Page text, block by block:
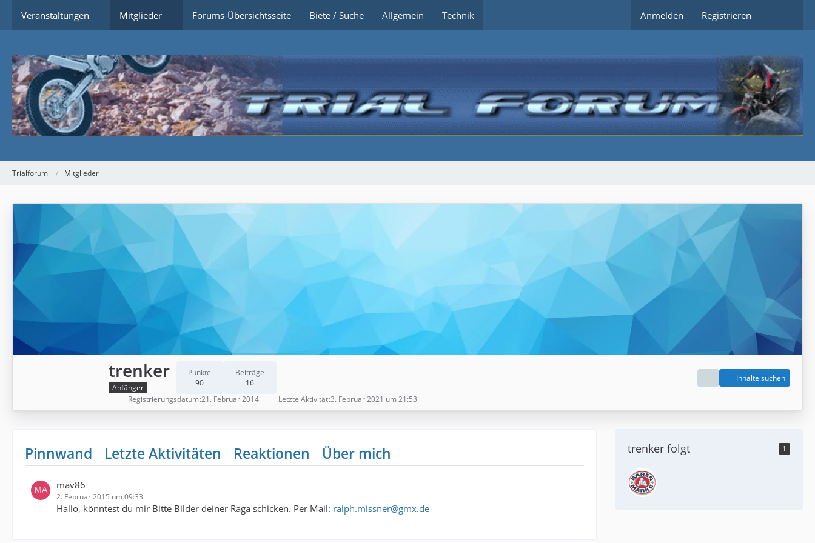
Veranstaltungen Mitglieder Forums-Übersichtsseite Biete / Suche Allgemein Technik Anmelden Registrieren
Trialforum Mitglieder
trenker
Anfänger
Punkte
90
Beiträge
16
Inhalte suchen
Registrierungsdatum 21. Februar 2014 Letzte Aktivität 3. Februar 2021 um 21:53
Pinnwand Letzte Aktivitäten Reaktionen Über mich
mav86
2. Februar 2015 um 09:33
Hallo, könntest du mir Bitte Bilder deiner Raga schicken. Per Mail: ralph.missner@gmx.de
trenker folgt 1